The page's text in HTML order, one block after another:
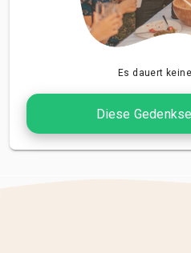
Es dauert
Diese